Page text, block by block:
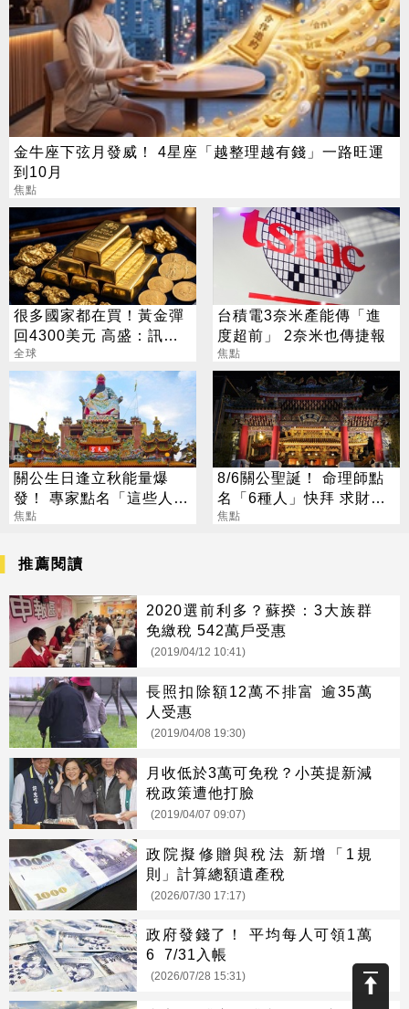
金牛座下弦月發威！ 4星座「越整理越有錢」一路旺運
到10月
焦點
很多國家都在買！黃金彈
回4300美元 高盛：訊號
來了
全球
台積電3奈米產能傳「進
度超前」 2奈米也傳捷報
焦點
關公生日逢立秋能量爆
發！ 專家點名「這些人」
別亂拜
焦點
8/6關公聖誕！ 命理師點
名「6種人」快拜 求財求
職保平安
焦點
推薦閱讀
2020選前利多？蘇揆：3大族群
免繳稅 542萬戶受惠
(2019/04/12 10:41)
長照扣除額12萬不排富 逾35萬
人受惠
(2019/04/08 19:30)
月收低於3萬可免稅？小英提新減
稅政策遭他打臉
(2019/04/07 09:07)
政院擬修贈與稅法 新增「1規
則」計算總額遺產稅
(2026/07/30 17:17)
政府發錢了！ 平均每人可領1萬
6 7/31入帳
(2026/07/28 15:31)